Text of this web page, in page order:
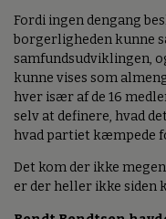
Fordi ingen dengang
borgerligheden kunne
samfundsudviklingen,
kunne vises som
hver især af de 16
selv at definere, hvad
hvad partiet kæmpede
Det kom der ikke
er der heller ikke siden